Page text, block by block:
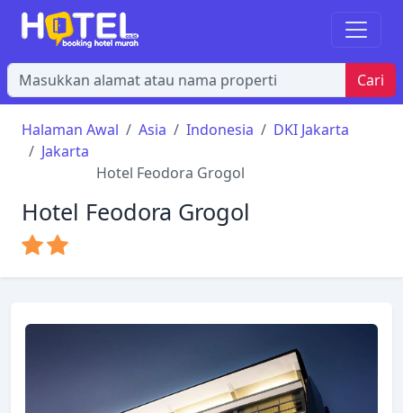
Cari
Halaman Awal Asia Indonesia
DKI Jakarta
Jakarta
Hotel Feodora Grogol
Hotel Feodora Grogol